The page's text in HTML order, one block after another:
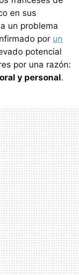
en sus
un problema
por un
potencial
por una razón:
y personal.